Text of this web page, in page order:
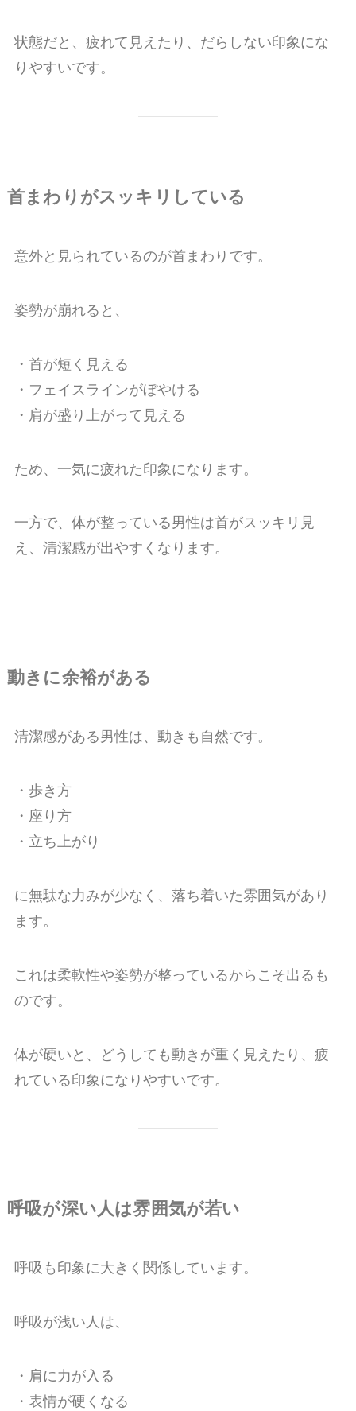
状態だと、疲れて見えたり、だらしない印象にな
りやすいです。
首まわりがスッキリしている
意外と見られているのが首まわりです。
姿勢が崩れると、
・首が短く見える
・フェイスラインがぼやける
・肩が盛り上がって見える
ため、一気に疲れた印象になります。
一方で、体が整っている男性は首がスッキリ見
え、清潔感が出やすくなります。
動きに余裕がある
清潔感がある男性は、動きも自然です。
・歩き方
・座り方
・立ち上がり
に無駄な力みが少なく、落ち着いた雰囲気があり
ます。
これは柔軟性や姿勢が整っているからこそ出るも
のです。
体が硬いと、どうしても動きが重く見えたり、疲
れている印象になりやすいです。
呼吸が深い人は雰囲気が若い
呼吸も印象に大きく関係しています。
呼吸が浅い人は、
・肩に力が入る
・表情が硬くなる